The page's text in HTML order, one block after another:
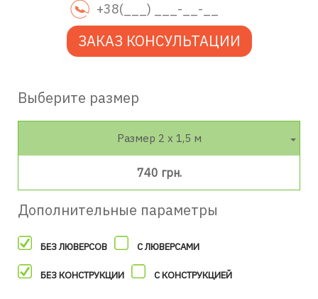
ЗАКАЗ КОНСУЛЬТАЦИИ
Выберите размер
Размер 2 х 1,5 м
740 грн.
Дополнительные параметры
БЕЗ ЛЮВЕРСОВ С ЛЮВЕРСАМИ
БЕЗ КОНСТРУКЦИИ С КОНСТРУКЦИЕЙ